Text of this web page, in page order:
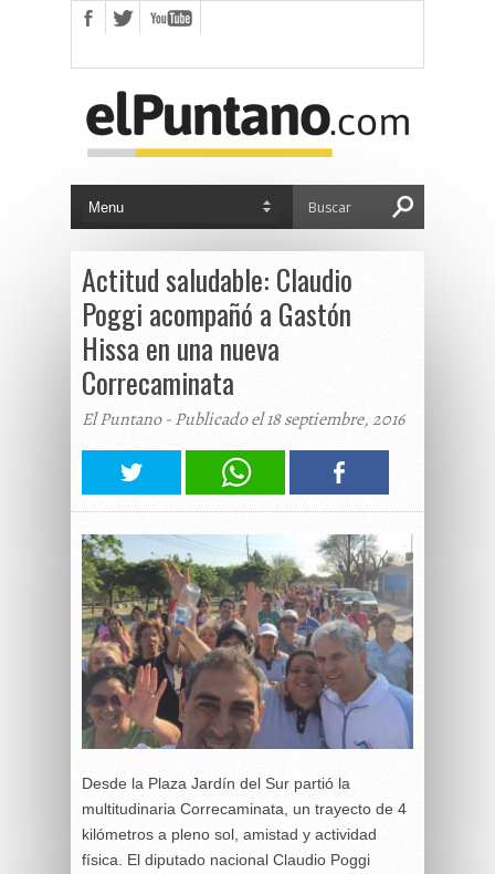
Actitud saludable: Claudio
Poggi acompañó a Gastón
Hissa en una nueva
Correcaminata
El Puntano - Publicado el 18 septiembre, 2016
Desde la Plaza Jardín del Sur partió la
multitudinaria Correcaminata, un trayecto de 4
kilómetros a pleno sol, amistad y actividad
física. El diputado nacional Claudio Poggi